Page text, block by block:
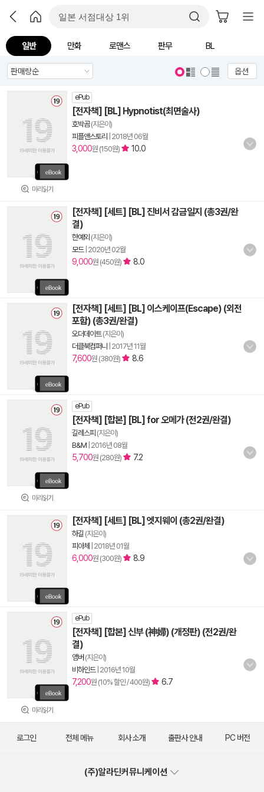
일반 만화 로맨스 판무 BL
옵션
미리읽기
ePub
[전자책] [BL] Hypnotist(최면술사)
호박곰(지은이)
피플앤스토리
2018년 06월
3,000원 (150원) 10.0
[전자책] [세트] [BL] 진비서 감금일지 (총3권/완
결)
한예외 (지은이)
모드| 2020년 02월
9,000원 (450원) 8.0
[전자책] [세트] [BL] 이스케이프(Escape) (외전
포함) (총3권/완결)
오더데이트(지은이)
더클북컴퍼니
2017년 11월
7,600원 (380원) 8.6
미리읽기
ePub
[전자책] [합본] [BL] for 오메가 (전2권/완결)
길레스피 (지은이)
B&M 2016년 08월
5,700원 (280원) 7.2
[전자책] [세트] [BL] 엣지웨이 (총2권/완결)
하길 (지은이)
피아체
2018년 01월
6,000원 (300원) 8.9
미리읽기
ePub
[전자책] [합본] 신부 (神婦) (개정판) (전2권/완
결)
앰버 (지은이)
비하인드| 2016년 10월
7,200원 (10% 할인 / 400원) 6.7
로그인 전체 메뉴 회사 소개 출판사 안내 PC 버전
(주)알라딘커뮤니케이션